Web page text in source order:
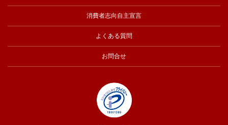
消費者志向自主宣言
よくある質問
お問合せ